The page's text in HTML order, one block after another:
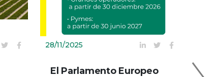
28/11/2025
El Parlamento Europeo